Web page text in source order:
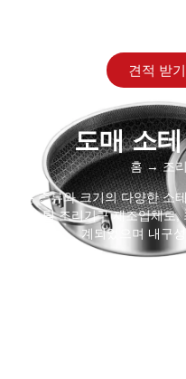
견적 받기
도매 소테
홈→조
모든 종류와 크기의 다양한 소
스 스틸 조리기구 제조업체로
계되었으며 내구